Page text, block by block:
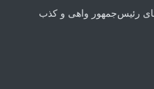
رئیس‌جمهور واهی و کذب